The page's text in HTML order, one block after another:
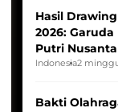
Hasil
2026:
Putri
Indonesia2
Bakti